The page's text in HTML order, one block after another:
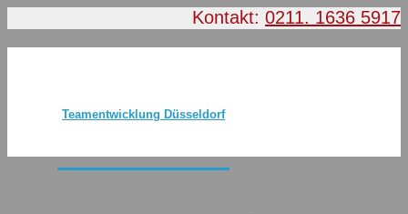
Kontakt: 0211. 1636 5917
Teamentwicklung Düsseldorf